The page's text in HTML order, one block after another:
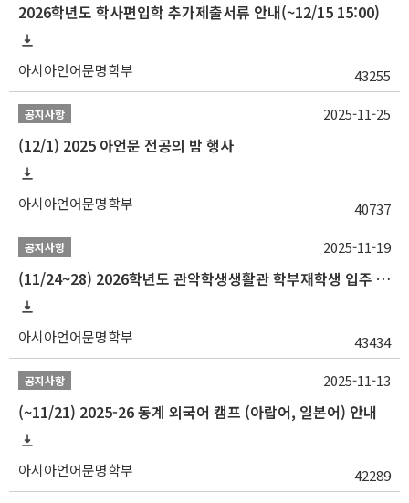
2026학년도 학사편입학 추가제출서류 안내(~12/15 15:00)
아시아언어문명학부 43255
공지사항
(12/1) 2025 아언문 전공의 밤 행사
아시아언어문명학부 40737
2025-11-25
공지사항
(11/24~28) 2026학년도 관악학생생활관 학부재학생 입주 신청 일정 안내
아시아언어문명학부 43434
2025-11-19
공지사항
(~11/21) 2025-26 동계 외국어 캠프 (아랍어, 일본어) 안내
아시아언어문명학부 42289
2025-11-13